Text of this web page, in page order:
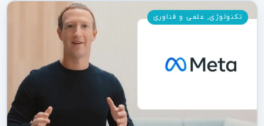
تکنولوژی, علمی و فناوری